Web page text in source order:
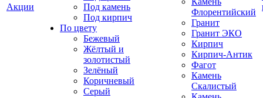
Акции
Под камень
Под кирпич
По цвету
Бежевый
Жёлтый и
золотистый
Зелёный
Коричневый
Серый
Флорентийский
Гранит
Гранит ЭКО
Кирпич
Кирпич-Антик
Фагот
Камень
Скалистый